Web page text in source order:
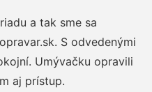
a tak sme sa
S odvedenými
Umývačku opravili
aj prístup.